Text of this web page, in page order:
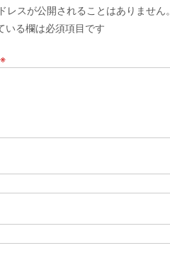
レスが公開されることはありません。
いる欄は必須項目です
※